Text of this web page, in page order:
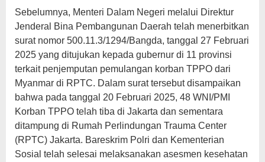
Sebelumnya, Menteri Dalam Negeri melalui Direktur
Jenderal Bina Pembangunan Daerah telah menerbitkan
surat nomor 500.11.3/1294/Bangda, tanggal 27 Februari
2025 yang ditujukan kepada gubernur di 11 provinsi
terkait penjemputan pemulangan korban TPPO dari
Myanmar di RPTC. Dalam surat tersebut disampaikan
bahwa pada tanggal 20 Februari 2025, 48 WNI/PMI
Korban TPPO telah tiba di Jakarta dan sementara
ditampung di Rumah Perlindungan Trauma Center
(RPTC) Jakarta. Bareskrim Polri dan Kementerian
Sosial telah selesai melaksanakan asesmen kesehatan